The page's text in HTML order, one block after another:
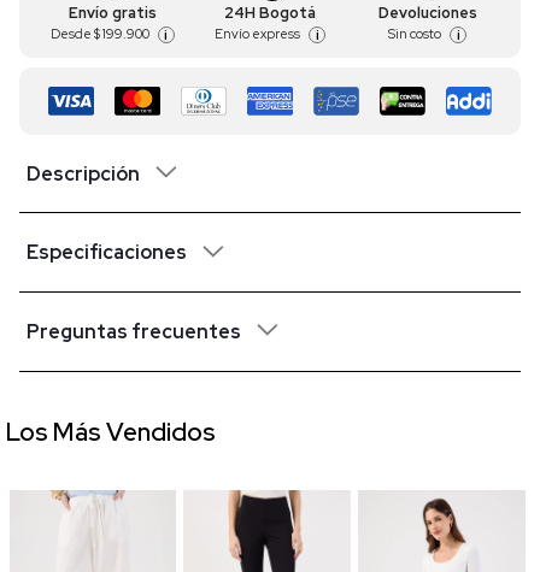
Envío gratis
Desde $ 199.900 i
24H Bogotá
Envío express i
Devoluciones
Sin costo i
Descripción
Especificaciones
Preguntas frecuentes
Los Más Vendidos